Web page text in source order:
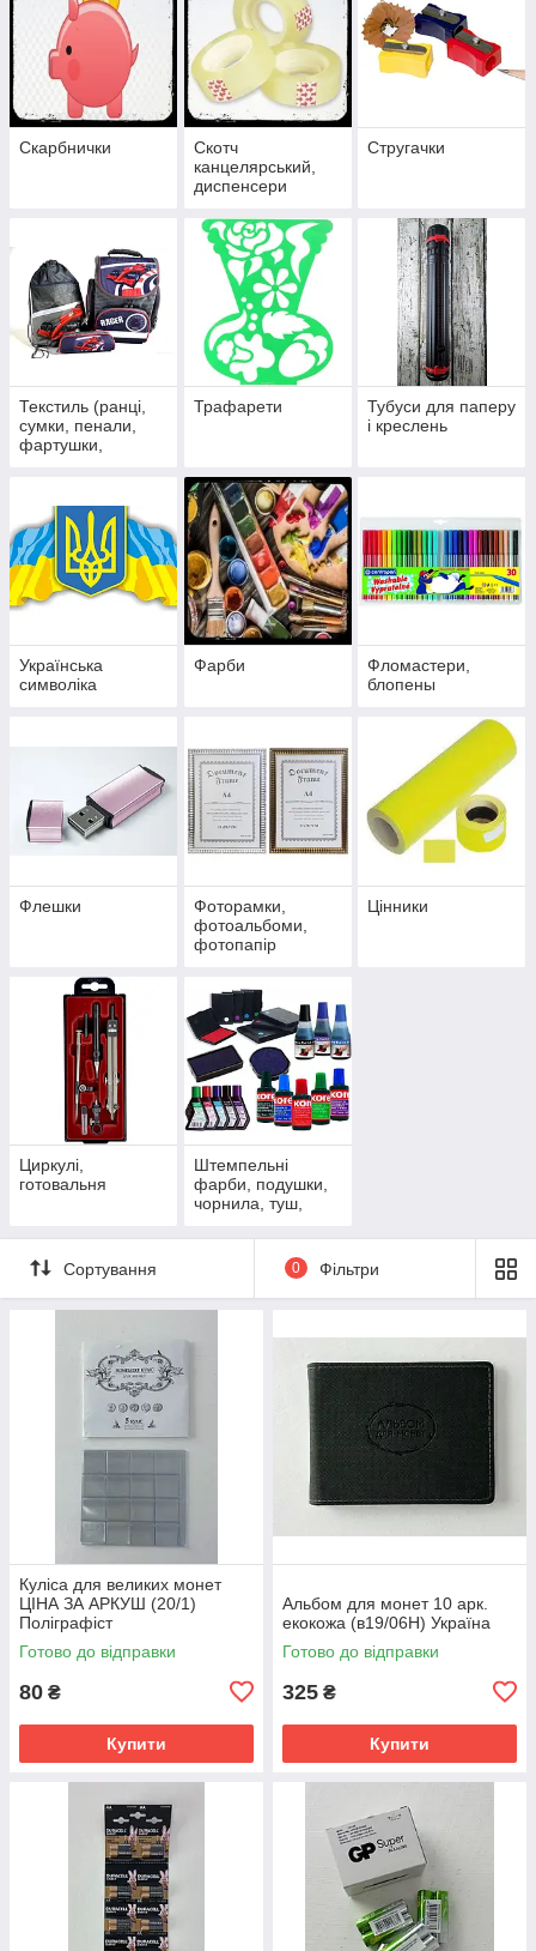
Скарбнички
Скотч
канцелярський,
диспенсери
Стругачки
Текстиль (ранці,
сумки, пенали,
фартушки,
Трафарети
Тубуси для паперу
і креслень
Українська
символіка
Фарби
Фломастери,
блопены
Флешки
Фоторамки,
фотоальбоми,
фотопапір
Цінники
Циркулі,
готовальня
Штемпельні
фарби, подушки,
чорнила, туш,
Сортування 0 Фільтри
Куліса для великих монет
ЦІНА ЗА АРКУШ (20/1)
Поліграфіст
Готово до відправки
80 ₴
Купити
Альбом для монет 10 арк.
екокожа (в19/06Н) Україна
Готово до відправки
325 ₴
Купити